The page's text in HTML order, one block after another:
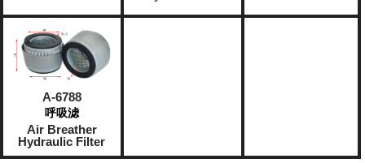
A-6788
呼吸滤
Air Breather
Hydraulic Filter